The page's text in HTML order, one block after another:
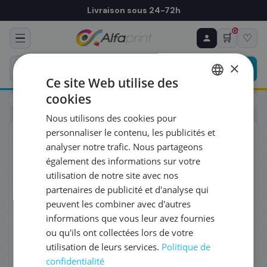
Livraison sous 24-72h
🛒
0
♡
Toners HP HP CF364A/828A - Tambour, 30 000 pages
ORIGINAL
♻ COMMANDE RÉCURRENTE
Prévoyez & économisez
Programmez votre prochain achat — notre équipe
vous prépare un devis personnalisé
RÉFÉRENCE DU PRODUIT
FRÉQUENCE
QUANTITÉ PAR LIVRAISON
DATE DE PREMIÈRE LIVRAISON SOUHAITÉE
×
Ce site Web utilise des
cookies
Nous utilisons des cookies pour
personnaliser le contenu, les publicités et
analyser notre trafic. Nous partageons
également des informations sur votre
utilisation de notre site avec nos
partenaires de publicité et d'analyse qui
peuvent les combiner avec d'autres
informations que vous leur avez fournies
ou qu'ils ont collectées lors de votre
utilisation de leurs services. Politique de
confidentialité